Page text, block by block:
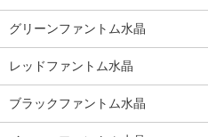
グリーンファントム水晶
レッドファントム水晶
ブラックファントム水晶